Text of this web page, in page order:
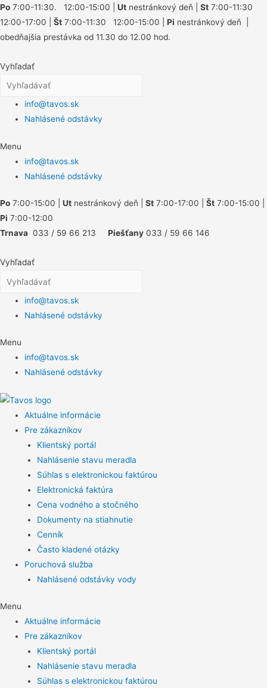
Po 7:00-11:30. 12:00-15:00 | Ut nestránkový deň | St 7:00-11:30
12:00-17:00 | Št 7:00-11:30 12:00-15:00 | Pi nestránkový deň |
obedňajšia prestávka od 11.30 do 12.00 hod.
Vyhľadať
info@tavos.sk
Nahlásené odstávky
Menu
info@tavos.sk
Nahlásené odstávky
Po 7:00-15:00 | Ut nestránkový deň | St 7:00-17:00 | Št 7:00-15:00 |
Pi 7:00-12:00
Trnava 033 / 59 66 213 Piešťany 033 / 59 66 146
Vyhľadať
info@tavos.sk
Nahlásené odstávky
Menu
info@tavos.sk
Nahlásené odstávky
Aktuálne informácie
Pre zákazníkov
Klientský portál
Nahlásenie stavu meradla
Súhlas s elektronickou faktúrou
Elektronická faktúra
Cena vodného a stočného
Dokumenty na stiahnutie
Cenník
Často kladené otázky
Poruchová služba
Nahlásené odstávky vody
Menu
Aktuálne informácie
Pre zákazníkov
Klientský portál
Nahlásenie stavu meradla
Súhlas s elektronickou faktúrou